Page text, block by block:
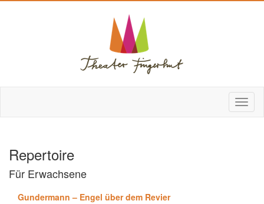
Repertoire
Für Erwachsene
Gundermann – Engel über dem Revier